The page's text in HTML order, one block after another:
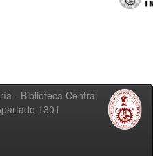
- Biblioteca Central
1301